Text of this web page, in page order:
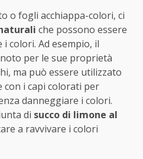
o fogli acchiappa-colori, ci
che possono essere
colori. Ad esempio, il
per le sue proprietà
ma può essere utilizzato
con i capi colorati per
danneggiare i colori.
di succo di limone al
a ravvivare i colori